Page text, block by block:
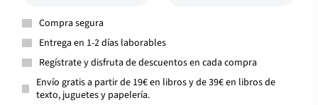
Compra segura
Entrega en 1-2 días laborables
Regístrate y disfruta de descuentos en cada compra
Envío gratis a partir de 19€ en libros y de 39€ en libros de
texto, juguetes y papelería.